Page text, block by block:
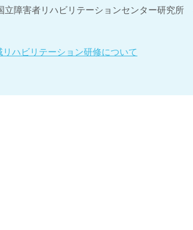
害者リハビリテーションセンター研究所
リハビリテーション研修について